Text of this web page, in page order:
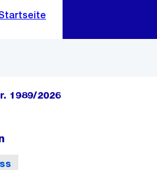
ein
1989/2026